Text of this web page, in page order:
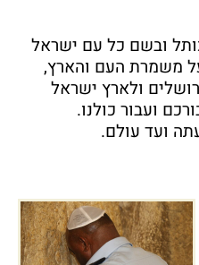
ובשם כל עם ישראל
משמרת העם והארץ,
ולארץ ישראל
ועבור כולנו.
ועד עולם.